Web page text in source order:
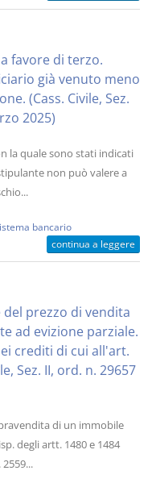
favore di terzo.
già venuto meno
(Cass. Civile, Sez.
2025)
la quale sono stati indicati
non può valere a
bancario
continua a leggere
prezzo di vendita
ad evizione parziale.
crediti di cui all'art.
Sez. II, ord. n. 29657
di un immobile
degli artt. 1480 e 1484